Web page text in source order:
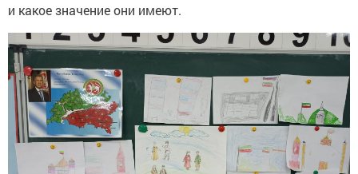
и какое значение они имеют.